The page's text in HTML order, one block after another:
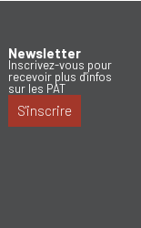
Newsletter
Inscrivez-vous pour
recevoir plus d'infos
sur les PAT
S'inscrire